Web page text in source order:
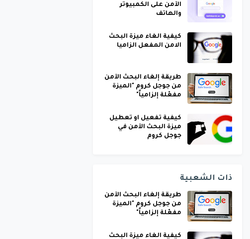
الآمن على الكمبيوتر
والهاتف
كيفية الغاء ميزة البحث
الامن المفعل الزاميا
طريقة إلغاء البحث الآمن
من جوجل كروم "الميزة
مفعّلة إلزامياً"
كيفية تفعيل او تعطيل
ميزة البحث الآمن في
جوجل كروم
ذات الشعبية
طريقة إلغاء البحث الآمن
من جوجل كروم "الميزة
مفعّلة إلزامياً"
كيفية الغاء ميزة البحث